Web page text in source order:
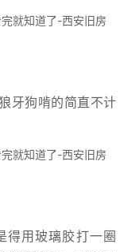
牙狗啃的简直不计
得用玻璃胶打一圈